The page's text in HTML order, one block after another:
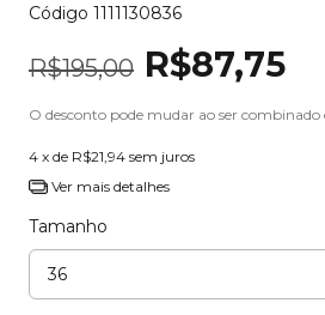
Código 1111130836
R$195,00 R$87,75
O desconto pode mudar ao ser
4 x de R$21,94 sem juros
Ver mais detalhes
Tamanho